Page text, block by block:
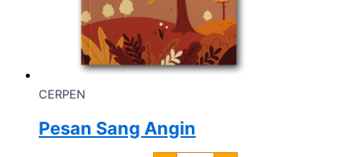
CERPEN
Pesan Sang Angin